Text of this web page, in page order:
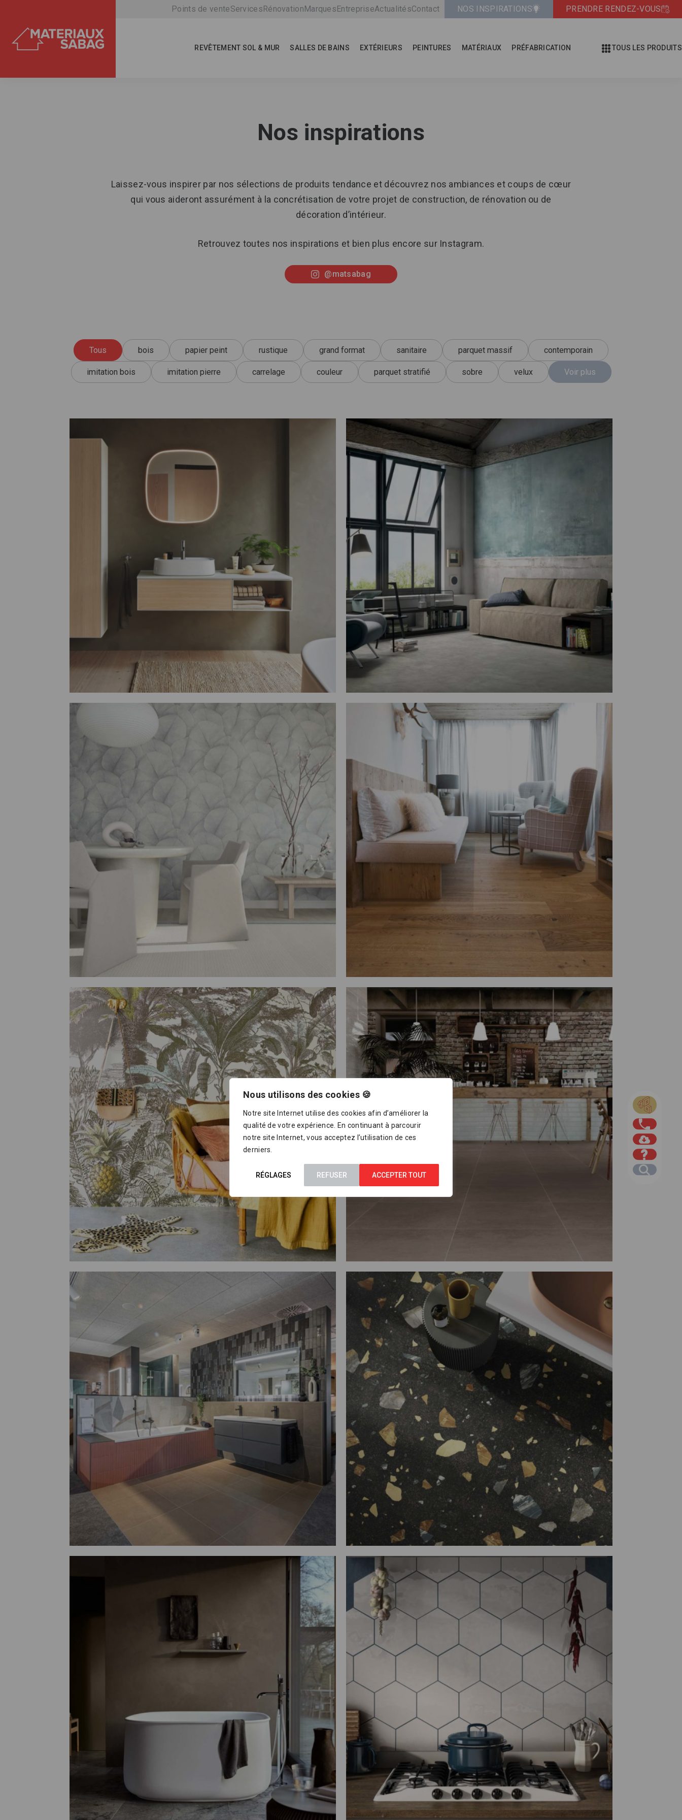
Nous utilisons des cookies 🍪
Notre site Internet utilise des cookies afin d’améliorer la
qualité de votre expérience. En continuant à parcourir
notre site Internet, vous acceptez l’utilisation de ces
derniers.
RÉGLAGES REFUSER ACCEPTER TOUT
REVÊTEMENT SOL & MUR SALLES DE BAINS EXTÉRIEURS PEINTURES MATÉRIAUX PRÉFABRICATION TOUS LES PRODUITS
Points de venteServicesRénovationMarquesEntrepriseActualitésContact NOS INSPIRATIONS PRENDRE RENDEZ-VOUS
Nos inspirations
Laissez-vous inspirer par nos sélections de produits tendance et découvrez nos ambiances et coups de cœur
qui vous aideront assurément à la concrétisation de votre projet de construction, de rénovation ou de
décoration d’intérieur.
Retrouvez toutes nos inspirations et bien plus encore sur Instagram.
@matsabag
Tous bois papier peint rustique grand format sanitaire parquet massif contemporain
imitation bois imitation pierre carrelage couleur parquet stratifié sobre velux Voir plus